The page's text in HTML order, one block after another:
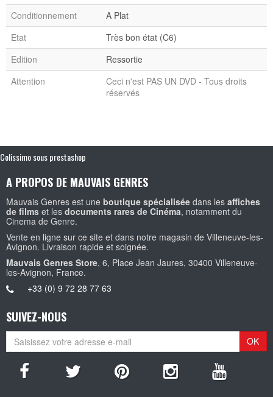
Conditionnement
A Plat
Etat
Très bon état (C6)
Edition
Ressortie
Attention
Ceci n'est PAS UN DVD - Tous droits
réservés
Colissimo sous prestashop
A PROPOS DE MAUVAIS GENRES
Mauvais Genres est une boutique spécialisée dans les affiches
de films et les documents rares de Cinéma, notamment du
Cinema de Genre.
Vente en ligne sur ce site et dans notre magasin de Villeneuve-les-
Avignon. Livraison rapide et soignée.
Mauvais Genres Store, 6, Place Jean Jaures, 30400 Villeneuve-
les-Avignon, France.
+33 (0) 9 72 28 77 63
SUIVEZ-NOUS
OK